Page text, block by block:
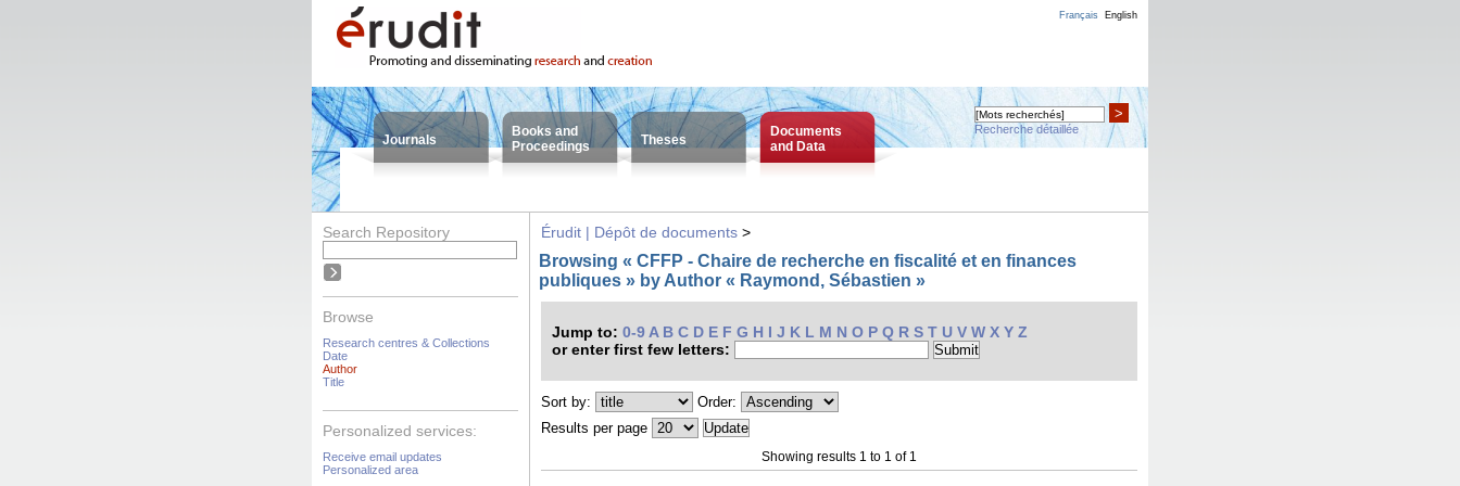
Français English
Journals
Books and
Proceedings
Theses
Documents
and Data
>
Recherche détaillée
Search Repository
Browse
Research centres & Collections
Date
Author
Title
Personalized services:
Receive email updates
Personalized area
Érudit | Dépôt de documents >
Browsing « CFFP - Chaire de recherche en fiscalité et en finances
publiques » by Author « Raymond, Sébastien »
Jump to: 0-9 A B C D E F G H I J K L M N O P Q R S T U V W X Y Z
or enter first few letters:
Sort by:
Order:
Results per page
Showing results 1 to 1 of 1